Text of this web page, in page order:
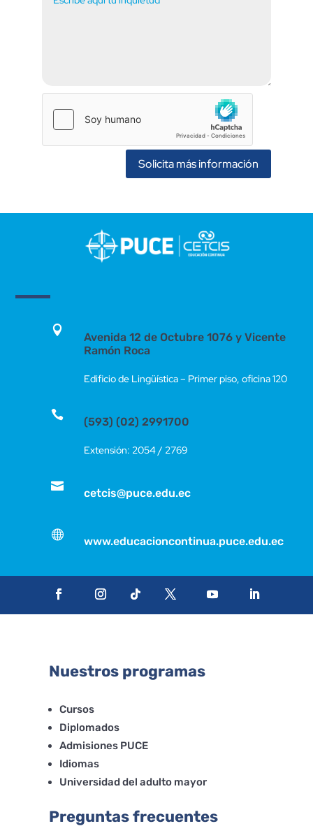
Solicita más información

Avenida 12 de Octubre 1076 y Vicente
Ramón Roca
Edificio de Lingüística – Primer piso, oficina 120

(593) (02) 2991700
Extensión: 2054 / 2769

cetcis@puce.edu.ec

www.educacioncontinua.puce.edu.ec
Nuestros programas
Cursos
Diplomados
Admisiones PUCE
Idiomas
Universidad del adulto mayor
Preguntas frecuentes